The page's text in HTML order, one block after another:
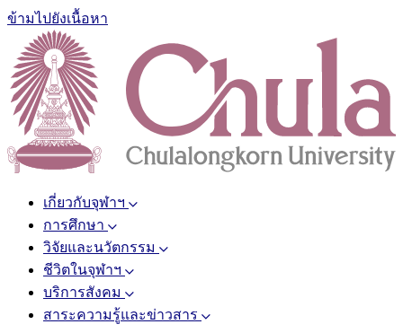
ข้ามไปยังเนื้อหา
เกี่ยวกับจุฬาฯ
การศึกษา
วิจัยและนวัตกรรม
ชีวิตในจุฬาฯ
บริการสังคม
สาระความรู้และข่าวสาร